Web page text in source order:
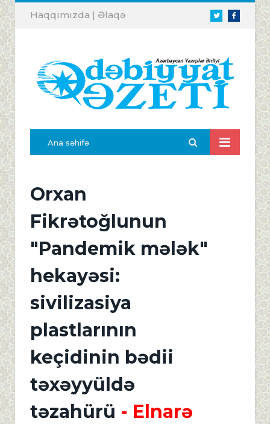
TwitterFacebook
Haqqımızda | Əlaqə
Ana səhifə
Orxan
Fikrətoğlunun
"Pandemik mələk"
hekayəsi:
sivilizasiya
plastlarının
keçidinin bədii
təxəyyüldə
təzahürü - Elnarə